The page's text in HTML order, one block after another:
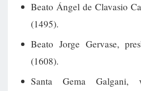
Beato Ángel de Clavasio
(1495).
Beato Jorge Gervase,
(1608).
Santa Gema Galgani,